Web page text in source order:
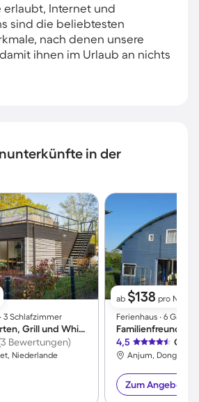
erlaubt, Internet und
sind die beliebtesten
nach denen unsere
ihnen im Urlaub an nichts
in der
3 Schlafzimmer
Ferienhaus mit Garten, Grill und Whirlpool | Panoramablick
Bewertungen)
Niederlande
ab $138 pro Nacht
Ferienhaus ∙ 6 Gäste
4,5
Anjum,
Zum Angebot